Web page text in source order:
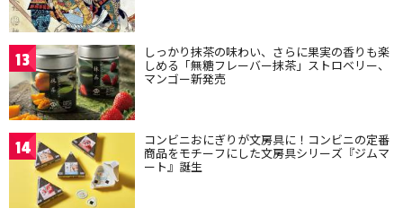
13 しっかり抹茶の味わい、さらに果実の香りも楽
しめる「無糖フレーバー抹茶」ストロベリー、
マンゴー新発売
14 コンビニおにぎりが文房具に！コンビニの定番
商品をモチーフにした文房具シリーズ『ジムマ
ート』誕生